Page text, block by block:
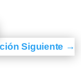
Siguiente →